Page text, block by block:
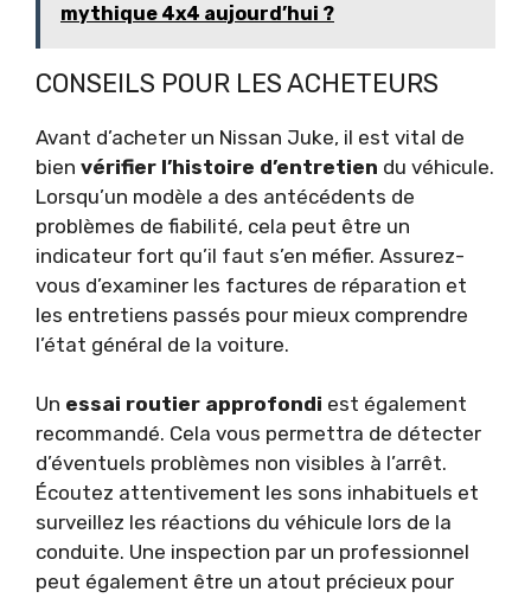
mythique 4x4 aujourd’hui ?
CONSEILS POUR LES ACHETEURS
Avant d’acheter un Nissan Juke, il est vital de
bien vérifier l’histoire d’entretien du véhicule.
Lorsqu’un modèle a des antécédents de
problèmes de fiabilité, cela peut être un
indicateur fort qu’il faut s’en méfier. Assurez-
vous d’examiner les factures de réparation et
les entretiens passés pour mieux comprendre
l’état général de la voiture.
Un essai routier approfondi est également
recommandé. Cela vous permettra de détecter
d’éventuels problèmes non visibles à l’arrêt.
Écoutez attentivement les sons inhabituels et
surveillez les réactions du véhicule lors de la
conduite. Une inspection par un professionnel
peut également être un atout précieux pour